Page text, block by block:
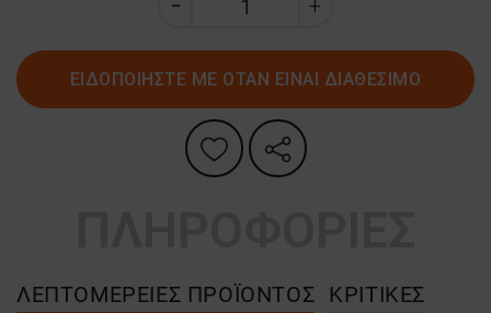
ΕΙΔΟΠΟΙΗΣΤΕ ΜΕ ΟΤΑΝ ΕΙΝΑΙ ΔΙΑΘΕΣΙΜΟ
ΛΕΠΤΟΜΈΡΕΙΕΣ ΠΡΟΪΌΝΤΟΣ ΚΡΙΤΙΚΈΣ